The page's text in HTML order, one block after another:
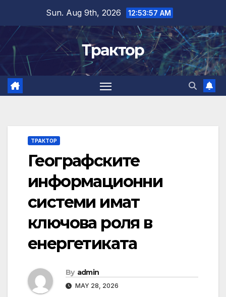
content
Sun. Aug 9th, 2026 12:53:57 AM
Трактор
ТРАКТОР
Географските
информационни
системи имат
ключова роля в
енергетиката
By admin
MAY 28, 2026